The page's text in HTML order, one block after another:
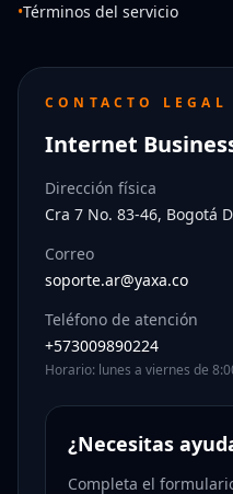
•Términos del servicio
CONTACTO LEGAL
Internet
Dirección física
Cra 7 No. 83-46, Bogotá
Correo
soporte.ar@yaxa.co
Teléfono de atención
+573009890224
Horario: lunes a viernes de
¿Necesitas
Completa el